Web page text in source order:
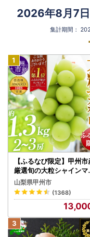
2026年8月7
集計期間：
【ふるなび限定】甲州市
厳選旬の大粒シャインマ
カット 約1.3kg 2～3房【2
026年発送】（MG）
472 FN-Limited-VO シ
インマスカット フルーツ
山梨県甲州市
(1368)